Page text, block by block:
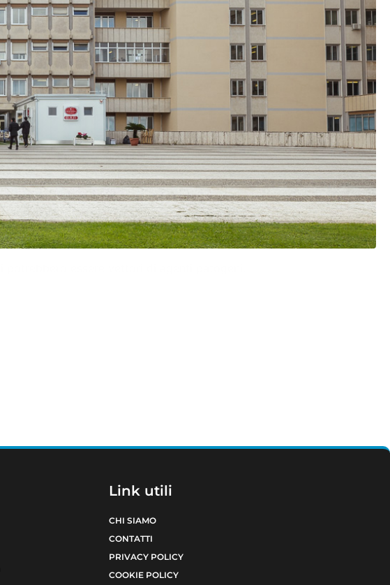
Link utili
CHI SIAMO
CONTATTI
PRIVACY POLICY
COOKIE POLICY